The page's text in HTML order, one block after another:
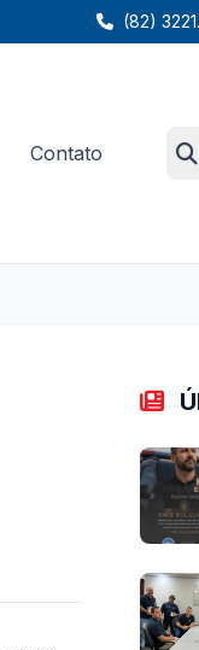
(82)
Contato